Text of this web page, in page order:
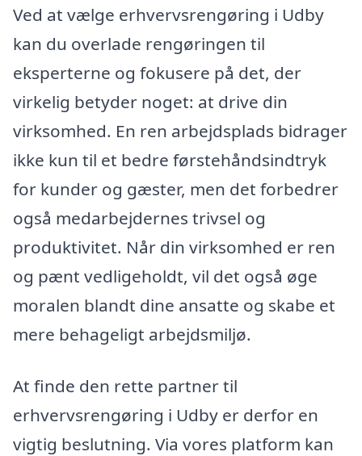
Ved at vælge erhvervsrengøring i Udby
kan du overlade rengøringen til
eksperterne og fokusere på det, der
virkelig betyder noget: at drive din
virksomhed. En ren arbejdsplads bidrager
ikke kun til et bedre førstehåndsindtryk
for kunder og gæster, men det forbedrer
også medarbejdernes trivsel og
produktivitet. Når din virksomhed er ren
og pænt vedligeholdt, vil det også øge
moralen blandt dine ansatte og skabe et
mere behageligt arbejdsmiljø.
At finde den rette partner til
erhvervsrengøring i Udby er derfor en
vigtig beslutning. Via vores platform kan